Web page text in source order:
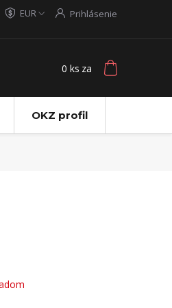
EUR Prihlásenie
0 ks za
OKZ profil